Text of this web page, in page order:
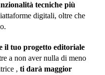
tecniche più
digitali, oltre che
il tuo progetto editoriale
a non aver nulla di meno
, ti darà maggior